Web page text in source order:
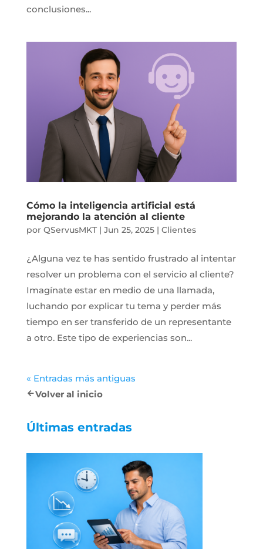
conclusiones...
Cómo la inteligencia artificial está
mejorando la atención al cliente
por QServusMKT| Jun 25, 2025| Clientes
¿Alguna vez te has sentido frustrado al intentar
resolver un problema con el servicio al cliente?
Imagínate estar en medio de una llamada,
luchando por explicar tu tema y perder más
tiempo en ser transferido de un representante
a otro. Este tipo de experiencias son...
« Entradas más antiguas
Volver al inicio
Últimas entradas